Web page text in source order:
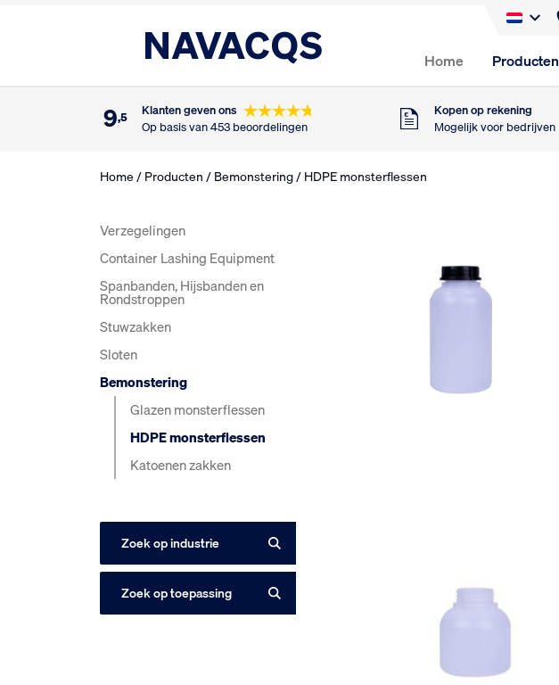
Home Producten
9,5
Klanten geven ons
Op basis van 453 beoordelingen
Kopen op rekening
Mogelijk voor bedrijven
Home/Producten/Bemonstering/ HDPE monsterflessen
Verzegelingen
Container Lashing Equipment
Spanbanden, Hijsbanden en
Rondstroppen
Stuwzakken
Sloten
Bemonstering
Glazen monsterflessen
HDPE monsterflessen
Katoenen zakken
Zoek op industrie
Zoek op toepassing